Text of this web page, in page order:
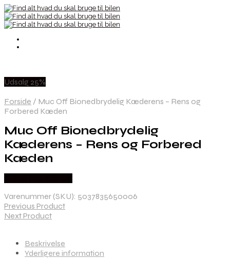
Udsalg 25%
Forside / Muc Off Bionedbrydelig Kæderens – Rens og
Forbered Kæden
Muc Off Bionedbrydelig
Kæderens – Rens og Forbered
Kæden
Varenummer (SKU): 5037835650006
Previous Product
Next Product
Beskrivelse
Yderligere information